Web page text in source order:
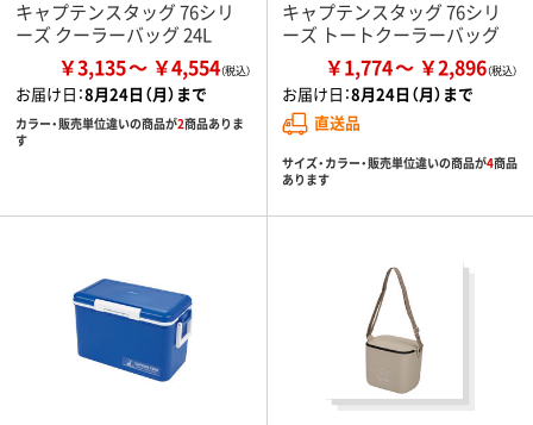
キャプテンスタッグ 76シリ
ーズ クーラーバッグ 24L
￥3,135 ￥4,554
お届け日：8月24日（月）まで
カラー・販売単位違いの商品が2商品ありま
す
キャプテンスタッグ 76シリ
ーズ トートクーラーバッグ
￥1,774 ￥2,896
お届け日：8月24日（月）まで
直送品
サイズ・カラー・販売単位違いの商品が4商品
あります